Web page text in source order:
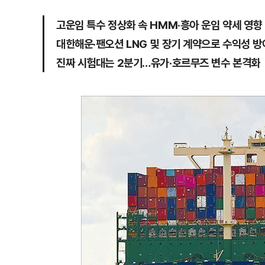
고운임 특수 정상화 속 HMM·흥아 운임 약세 영향
대한해운·팬오션 LNG 및 장기 계약으로 수익성 방
진짜 시험대는 2분기…유가·호르무즈 변수 본격화